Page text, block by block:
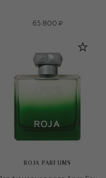
65 800 ₽
ROJA PARFUMS